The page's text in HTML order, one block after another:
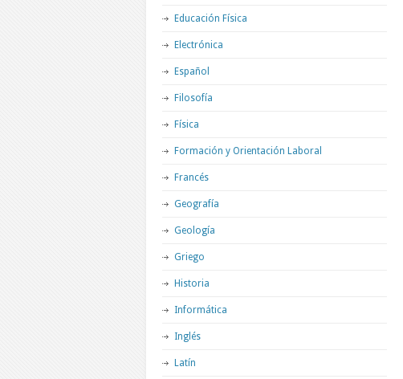
Educación Física
Electrónica
Español
Filosofía
Física
Formación y Orientación Laboral
Francés
Geografía
Geología
Griego
Historia
Informática
Inglés
Latín